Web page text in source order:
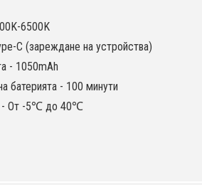
6500K
C (зареждане на устройства)
- 1050mAh
батерията - 100 минути
- От -5℃ до 40℃